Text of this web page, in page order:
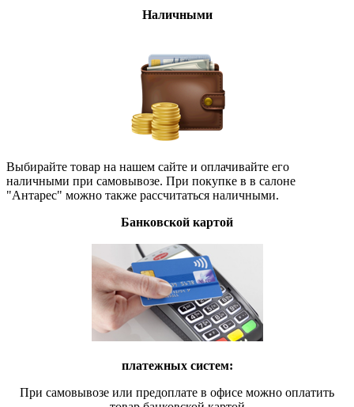
Наличными
Выбирайте товар на нашем сайте и оплачивайте его
наличными при самовывозе. При покупке в в салоне
"Антарес" можно также рассчитаться наличными.
Банковской картой
платежных систем:
При самовывозе или предоплате в офисе можно оплатить